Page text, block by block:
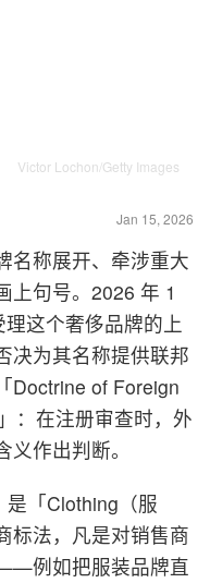
Victor Lochon/Getty Images
Jan 15, 2026
名称展开、牵涉重大
上句号。2026 年 1
这个奢侈品牌的上
决为其名称提供联邦
Doctrine of Foreign
：在注册审查时，外
作出判断。
「Clothing（服
标法，凡是对销售商
例如把服装品牌直